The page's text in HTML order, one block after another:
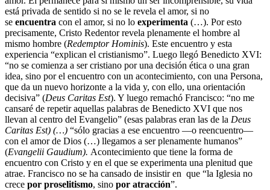
está privada de sentido si no se le revela el amor, si no
se encuentra con el amor, si no lo experimenta (…). Por esto
precisamente, Cristo Redentor revela plenamente el hombre al
mismo hombre (Redemptor Hominis). Este encuentro y esta
experiencia “explican el cristianismo”. Luego llegó Benedicto XVI:
“no se comienza a ser cristiano por una decisión ética o una gran
idea, sino por el encuentro con un acontecimiento, con una Persona,
que da un nuevo horizonte a la vida y, con ello, una orientación
decisiva” (Deus Caritas Est). Y luego remachó Francisco: “no me
cansaré de repetir aquellas palabras de Benedicto XVI que nos
llevan al centro del Evangelio” (esas palabras eran las de la Deus
Caritas Est) (…) “sólo gracias a ese encuentro —o reencuentro—
con el amor de Dios (…) llegamos a ser plenamente humanos”
(Evangelii Gaudium). Acontecimiento que tiene la forma de
encuentro con Cristo y en el que se experimenta una plenitud que
atrae. Francisco no se ha cansado de insistir en que “la Iglesia no
crece por proselitismo, sino por atracción”.